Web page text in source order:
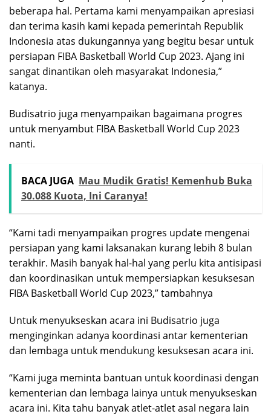
beberapa hal. Pertama kami menyampaikan apresiasi
dan terima kasih kami kepada pemerintah Republik
Indonesia atas dukungannya yang begitu besar untuk
persiapan FIBA Basketball World Cup 2023. Ajang ini
sangat dinantikan oleh masyarakat Indonesia,”
katanya.
Budisatrio juga menyampaikan bagaimana progres
untuk menyambut FIBA Basketball World Cup 2023
nanti.
BACA JUGA Mau Mudik Gratis! Kemenhub Buka
30.088 Kuota, Ini Caranya!
“Kami tadi menyampaikan progres update mengenai
persiapan yang kami laksanakan kurang lebih 8 bulan
terakhir. Masih banyak hal-hal yang perlu kita antisipasi
dan koordinasikan untuk mempersiapkan kesuksesan
FIBA Basketball World Cup 2023,” tambahnya
Untuk menyukseskan acara ini Budisatrio juga
menginginkan adanya koordinasi antar kementerian
dan lembaga untuk mendukung kesuksesan acara ini.
“Kami juga meminta bantuan untuk koordinasi dengan
kementerian dan lembaga lainya untuk menyukseskan
acara ini. Kita tahu banyak atlet-atlet asal negara lain